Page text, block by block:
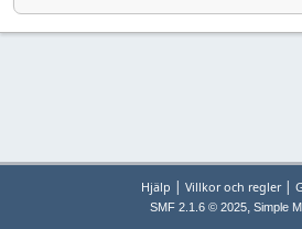
Hjälp | Villkor och regler|
SMF 2.1.6 © 2025, Simple